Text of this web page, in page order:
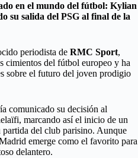
en el mundo del fútbol: Kylian
su salida del PSG al final de la
periodista de RMC Sport,
cimientos del fútbol europeo y ha
sobre el futuro del joven prodigio
comunicado su decisión al
marcando así el inicio de un
del club parisino. Aunque
emerge como el favorito para
delantero.